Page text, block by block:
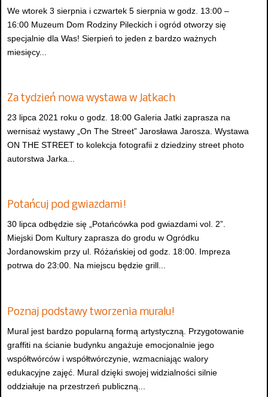
We wtorek 3 sierpnia i czwartek 5 sierpnia w godz. 13:00 –
16:00 Muzeum Dom Rodziny Pileckich i ogród otworzy się
specjalnie dla Was! Sierpień to jeden z bardzo ważnych
miesięcy...
Za tydzień nowa wystawa w Jatkach
23 lipca 2021 roku o godz. 18:00 Galeria Jatki zaprasza na
wernisaż wystawy „On The Street” Jarosława Jarosza. Wystawa
ON THE STREET to kolekcja fotografii z dziedziny street photo
autorstwa Jarka...
Potańcuj pod gwiazdami!
30 lipca odbędzie się „Potańcówka pod gwiazdami vol. 2”.
Miejski Dom Kultury zaprasza do grodu w Ogródku
Jordanowskim przy ul. Różańskiej od godz. 18:00. Impreza
potrwa do 23:00. Na miejscu będzie grill...
Poznaj podstawy tworzenia muralu!
Mural jest bardzo popularną formą artystyczną. Przygotowanie
graffiti na ścianie budynku angażuje emocjonalnie jego
współtwórców i współtwórczynie, wzmacniając walory
edukacyjne zajęć. Mural dzięki swojej widzialności silnie
oddziałuje na przestrzeń publiczną...